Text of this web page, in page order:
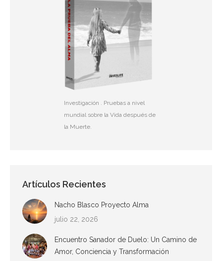
Investigación . Pruebas a nivel
mundial sobre la Vida después de
la Muerte.
Artículos Recientes
Nacho Blasco Proyecto Alma
julio 22, 2026
Encuentro Sanador de Duelo: Un Camino de
Amor, Conciencia y Transformación